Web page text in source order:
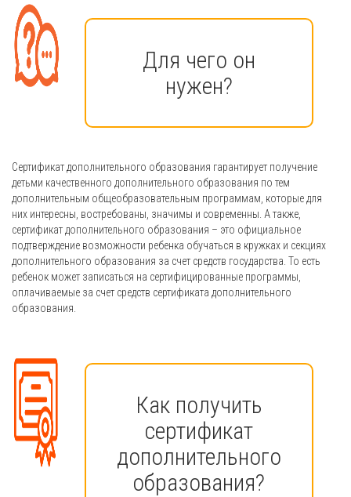
Для чего он
нужен?
Сертификат дополнительного образования гарантирует получение
детьми качественного дополнительного образования по тем
дополнительным общеобразовательным программам, которые для
них интересны, востребованы, значимы и современны. А также,
сертификат дополнительного образования – это официальное
подтверждение возможности ребенка обучаться в кружках и секциях
дополнительного образования за счет средств государства. То есть
ребенок может записаться на сертифицированные программы,
оплачиваемые за счет средств сертификата дополнительного
образования.
Как получить
сертификат
дополнительного
образования?